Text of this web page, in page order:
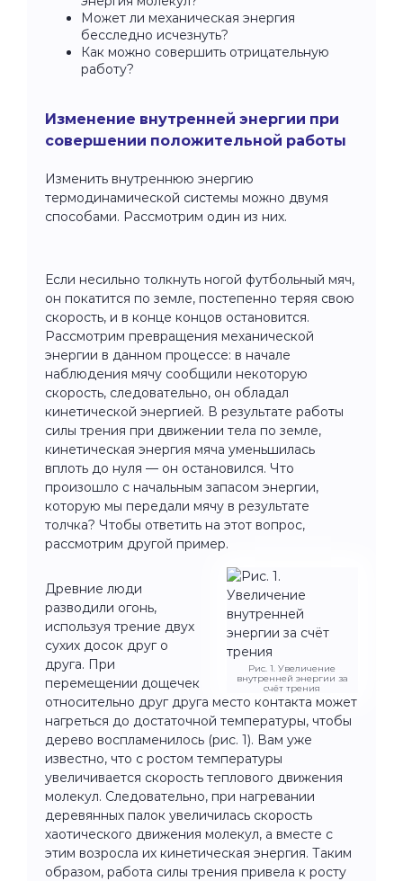
Может ли механическая энергия
бесследно исчезнуть?
Как можно совершить отрицательную
работу?
Изменение внутренней энергии при
совершении положительной работы
Изменить внутреннюю энергию
термодинамической системы можно двумя
способами. Рассмотрим один из них.
Если несильно толкнуть ногой футбольный мяч,
он покатится по земле, постепенно теряя свою
скорость, и в конце концов остановится.
Рассмотрим превращения механической
энергии в данном процессе: в начале
наблюдения мячу сообщили некоторую
скорость, следовательно, он обладал
кинетической энергией. В результате работы
силы трения при движении тела по земле,
кинетическая энергия мяча уменьшилась
вплоть до нуля — он остановился. Что
произошло с начальным запасом энергии,
которую мы передали мячу в результате
толчка? Чтобы ответить на этот вопрос,
рассмотрим другой пример.
Рис. 1. Увеличение
внутренней энергии за
счёт трения
Древние люди
разводили огонь,
используя трение двух
сухих досок друг о
друга. При
перемещении дощечек
относительно друг друга место контакта может
нагреться до достаточной температуры, чтобы
дерево воспламенилось (рис. 1). Вам уже
известно, что с ростом температуры
увеличивается скорость теплового движения
молекул. Следовательно, при нагревании
деревянных палок увеличилась скорость
хаотического движения молекул, а вместе с
этим возросла их кинетическая энергия. Таким
образом, работа силы трения привела к росту